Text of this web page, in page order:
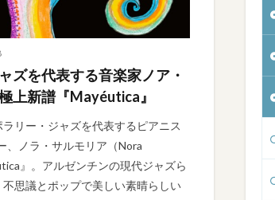
ズを代表する音楽家ノア・
上新譜『Mayéutica』
リー・ジャズを代表するピアニス
、ノラ・サルモリア（Nora
』。アルゼンチンの現代ジャズら
思議とポップで美しい素晴らしい